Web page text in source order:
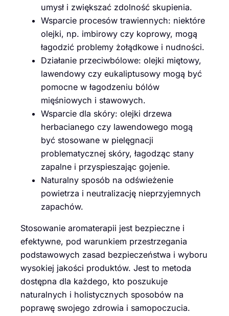
umysł i zwiększać zdolność skupienia.
Wsparcie procesów trawiennych: niektóre
olejki, np. imbirowy czy koprowy, mogą
łagodzić problemy żołądkowe i nudności.
Działanie przeciwbólowe: olejki miętowy,
lawendowy czy eukaliptusowy mogą być
pomocne w łagodzeniu bólów
mięśniowych i stawowych.
Wsparcie dla skóry: olejki drzewa
herbacianego czy lawendowego mogą
być stosowane w pielęgnacji
problematycznej skóry, łagodząc stany
zapalne i przyspieszając gojenie.
Naturalny sposób na odświeżenie
powietrza i neutralizację nieprzyjemnych
zapachów.
Stosowanie aromaterapii jest bezpieczne i
efektywne, pod warunkiem przestrzegania
podstawowych zasad bezpieczeństwa i wyboru
wysokiej jakości produktów. Jest to metoda
dostępna dla każdego, kto poszukuje
naturalnych i holistycznych sposobów na
poprawę swojego zdrowia i samopoczucia.